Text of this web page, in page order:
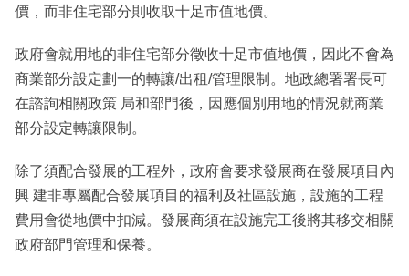
價，而非住宅部分則收取十足市值地價。
政府會就用地的非住宅部分徵收十足市值地價，因此不會為
商業部分設定劃一的轉讓/出租/管理限制。地政總署署長可
在諮詢相關政策 局和部門後，因應個別用地的情況就商業
部分設定轉讓限制。
除了須配合發展的工程外，政府會要求發展商在發展項目內
興 建非專屬配合發展項目的福利及社區設施，設施的工程
費用會從地價中扣減。發展商須在設施完工後將其移交相關
政府部門管理和保養。